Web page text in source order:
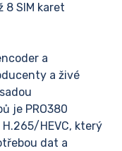
8 SIM karet
a
a živé
je PRO380
HEVC, který
dat a